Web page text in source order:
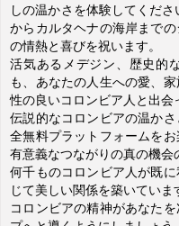
しの温かさを体験してくだ
からカルタヘナの海岸まで
の情熱と喜びを祝います。
活気あるメデジン、歴史的
も、あなたの人生への愛、
性の良いコロンビア人と出会
伝説的なコロンビアの温か
全無料プラットフォームをお
有意義なつながりの真の機会
何千ものコロンビア人が既
じて美しい関係を築いていま
コロンビアの精神があなた